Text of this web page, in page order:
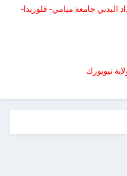
البدني جامعة ميامي- فلوريدا-
نيويورك